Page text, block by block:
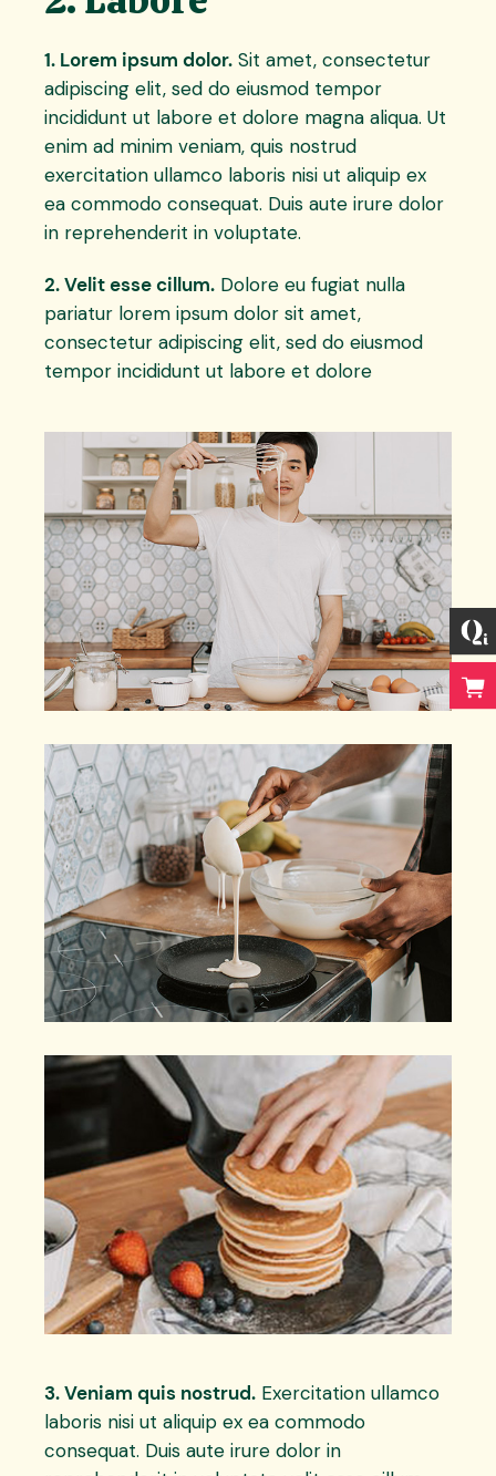
1. Lorem ipsum dolor. Sit amet, consectetur
adipiscing elit, sed do eiusmod tempor
incididunt ut labore et dolore magna aliqua. Ut
enim ad minim veniam, quis nostrud
exercitation ullamco laboris nisi ut aliquip ex
ea commodo consequat. Duis aute irure dolor
in reprehenderit in voluptate.
2. Velit esse cillum. Dolore eu fugiat nulla
pariatur lorem ipsum dolor sit amet,
consectetur adipiscing elit, sed do eiusmod
tempor incididunt ut labore et dolore
3. Veniam quis nostrud. Exercitation ullamco
laboris nisi ut aliquip ex ea commodo
consequat. Duis aute irure dolor in